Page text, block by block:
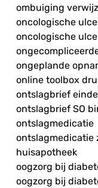
ombuiging
oncologische
oncologische
ongeplande
online toolbox
ontslagbrief
ontslagbrief SO
ontslagmedicatie
ontslagmedicatie
huisapotheek
oogzorg bij
oogzorg bij